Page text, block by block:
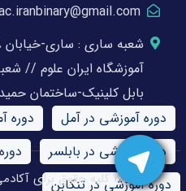
آموزشگاه ایران علوم //
بابل کلینیک-ساختمان حمیدزاده1-آموزشگاه
دوره آموزشی در آمل
دوره
دوره آموزشی در بابلسر
دوره آموزشی در تنکابن
© 2026 کلیه حقوق برای آکادمی ایران باینری محفوظ است.